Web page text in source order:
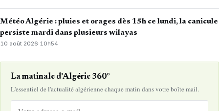
Météo Algérie : pluies et orages dès 15h ce lundi, la canicule
persiste mardi dans plusieurs wilayas
10 août 2026·10h54
La matinale d'Algérie 360°
L'essentiel de l'actualité algérienne chaque matin dans votre boîte mail.